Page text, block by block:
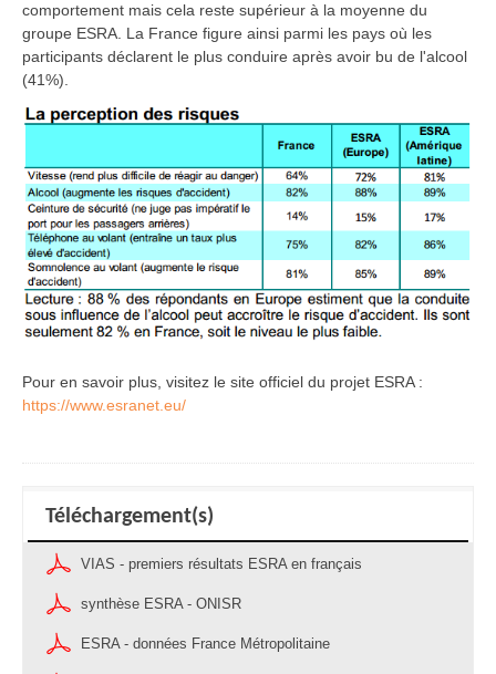
comportement mais cela reste supérieur à la moyenne du
groupe ESRA. La France figure ainsi parmi les pays où les
participants déclarent le plus conduire après avoir bu de l'alcool
(41%).
Pour en savoir plus, visitez le site officiel du projet ESRA :
https://www.esranet.eu/
Téléchargement(s)
VIAS - premiers résultats ESRA en français
synthèse ESRA - ONISR
ESRA - données France Métropolitaine